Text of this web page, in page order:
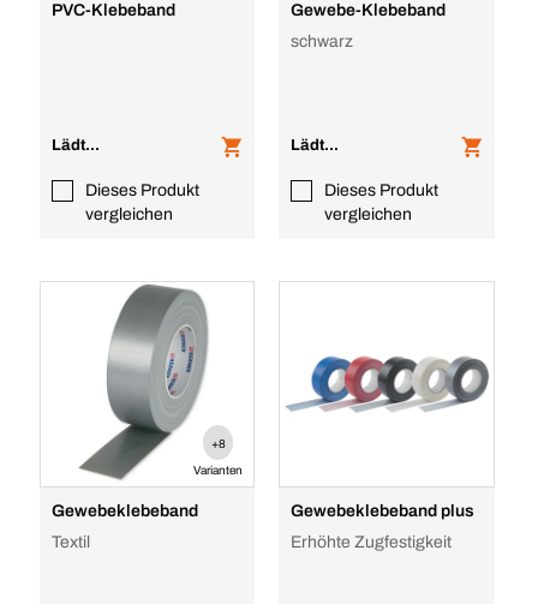
PVC-Klebeband
Lädt...
Dieses Produkt
vergleichen
Gewebe-Klebeband
schwarz
Lädt...
Dieses Produkt
vergleichen
+8
Varianten
Gewebeklebeband
Textil
Gewebeklebeband plus
Erhöhte Zugfestigkeit